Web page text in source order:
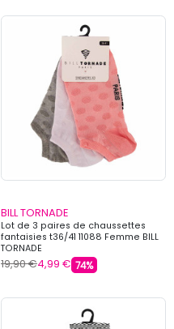
BILL TORNADE
Lot de 3 paires de chaussettes
fantaisies t36/41 11088 Femme BILL
TORNADE
19,90 €4,99 € 74%